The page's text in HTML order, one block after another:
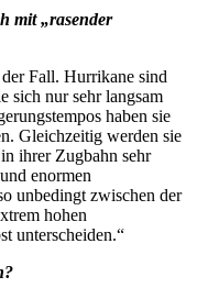
mit „rasender
Fall. Hurrikane sind
sich nur sehr langsam
haben sie
Gleichzeitig werden sie
ihrer Zugbahn sehr
enormen
unbedingt zwischen der
hohen
unterscheiden.“